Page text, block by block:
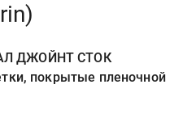
ДЖОЙНТ СТОК
покрытые пленочной